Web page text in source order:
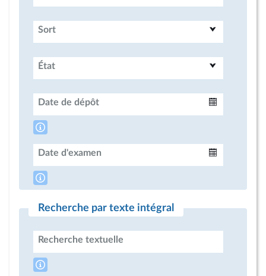
Sort
État
Date de dépôt
Date d'examen
Recherche par texte intégral
Recherche textuelle